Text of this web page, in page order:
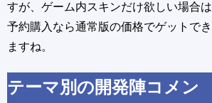
すが、ゲーム内スキンだけ欲しい場合は
予約購入なら通常版の価格でゲットでき
ますね。
テーマ別の開発陣コメン